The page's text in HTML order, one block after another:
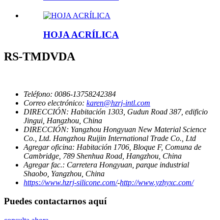
HOJA ACRÍLICA
RS-TMDVDA
Teléfono: 0086-13758242384
Correo electrónico: karen@hzrj-intl.com
DIRECCIÓN: Habitación 1303, Gudun Road 387, edificio
Jingui, Hangzhou, China
DIRECCIÓN: Yangzhou Hongyuan New Material Science
Co., Ltd. Hangzhou Ruijin International Trade Co., Ltd
Agregar oficina: Habitación 1706, Bloque F, Comuna de
Cambridge, 789 Shenhua Road, Hangzhou, China
Agregar fac.: Carretera Hongyuan, parque industrial
Shaobo, Yangzhou, China
https://www.hzrj-silicone.com/-http://www.yzhyxc.com/
Puedes contactarnos aquí